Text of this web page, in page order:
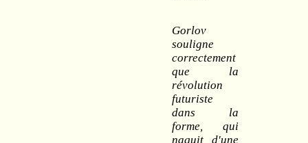
Gorlov
souligne
correctement
que la
révolution
futuriste
dans la
forme, qui
naquit d'une